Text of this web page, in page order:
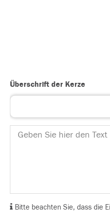
Überschrift der Kerze
Bitte beachten Sie, dass die